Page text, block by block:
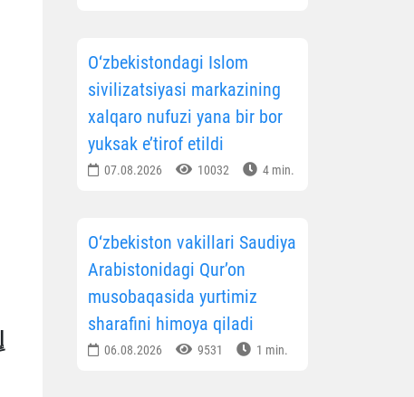
O‘zbekistondagi Islom
sivilizatsiyasi markazining
xalqaro nufuzi yana bir bor
yuksak e’tirof etildi
07.08.2026 10032 4 min.
O‘zbekiston vakillari Saudiya
Arabistonidagi Qur’on
musobaqasida yurtimiz
sharafini himoya qiladi
06.08.2026 9531 1 min.